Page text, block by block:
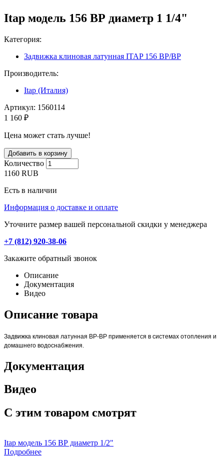
Itap модель 156 ВР диаметр 1 1/4"
Категория:
Задвижка клиновая латунная ITAP 156 ВР/ВР
Производитель:
Itap (Италия)
Артикул: 1560114
1 160 ₽
Цена может стать лучше!
Количество
1160 RUB
Есть в наличии
Информация о доставке и оплате
Уточните размер вашей персональной скидки у менеджера
+7 (812) 920-38-06
Закажите обратный звонок
Описание
Документация
Видео
Описание товара
Задвижка клиновая латунная ВР-ВР применяется в системах отопления и
домашнего водоснабжения.
Документация
Видео
С этим товаром смотрят
Itap модель 156 ВР диаметр 1/2"
Подробнее